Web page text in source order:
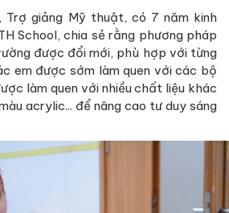
Trợ giảng Mỹ thuật, có 7 năm kinh
School, chia sẻ rằng phương pháp
được đổi mới, phù hợp với từng
em được sớm làm quen với các bộ
làm quen với nhiều chất liệu khác
acrylic... để nâng cao tư duy sáng